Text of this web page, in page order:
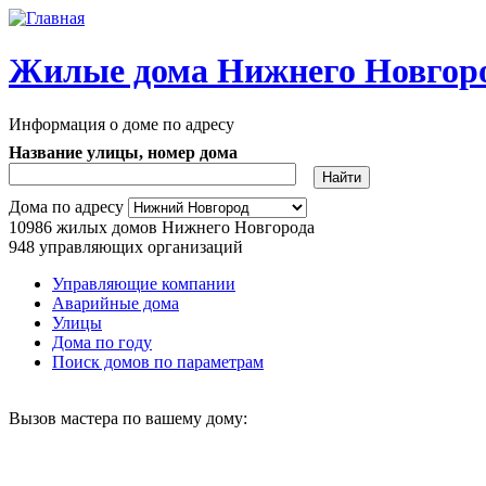
Перейти к основному содержанию
Жилые дома Нижнего
Информация о доме по адресу
Адрес дома
Название улицы, номер дома
Дома по адресу
10986 жилых домов Нижнего Новгорода
948 управляющих организаций
Главное меню
Управляющие компании
Аварийные дома
Улицы
Дома по году
Поиск домов по параметрам
Вызов мастера по вашему дому: